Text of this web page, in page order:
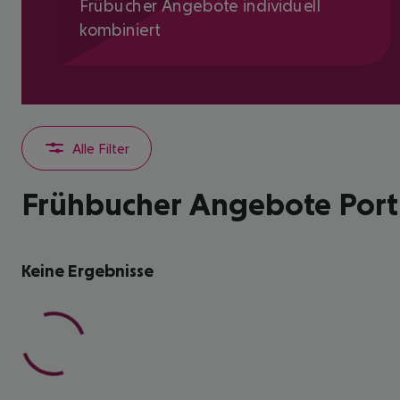
Frübucher Angebote individuell
kombiniert
Alle Filter
Frühbucher Angebote
Keine Ergebnisse